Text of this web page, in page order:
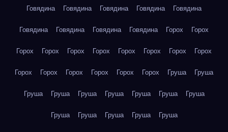
Говядина Говядина Говядина Говядина Говядина
Говядина Говядина Говядина Говядина Горох Горох
Горох Горох Горох Горох Горох Горох Горох Горох
Горох Горох Горох Горох Горох Горох Груша Груша
Груша Груша Груша Груша Груша Груша Груша
Груша Груша Груша Груша Груша